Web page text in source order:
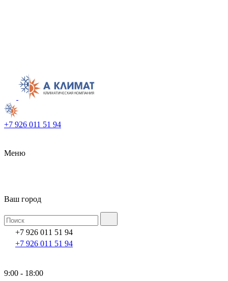
+7 926 011 51 94
Меню
Ваш город
+7 926 011 51 94
+7 926 011 51 94
9:00 - 18:00